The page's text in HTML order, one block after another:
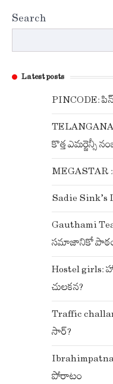
Search
Latest posts
PINCODE:
కొత్త ఎమర్జెన్సీ
Sadie Sink’s
Gauthami
సమాజానికో
Hostel girls:
చులకన?
Traffic
సార్?
పోరాటం